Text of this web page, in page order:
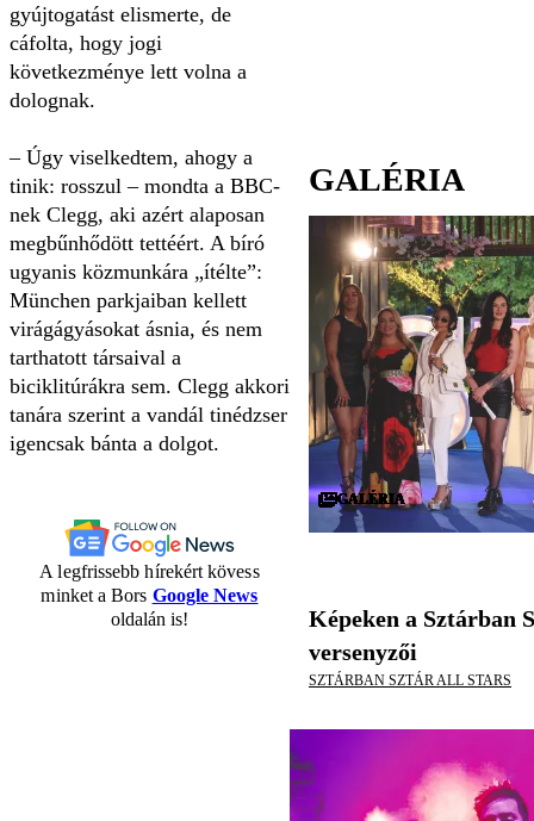
gyújtogatást elismerte, de
cáfolta, hogy jogi
következménye lett volna a
dolognak.
– Úgy viselkedtem, ahogy a
tinik: rosszul – mondta a BBC-
nek Clegg, aki azért alaposan
megbűnhődött tettéért. A bíró
ugyanis közmunkára „ítélte”:
München parkjaiban kellett
virágágyásokat ásnia, és nem
tarthatott társaival a
biciklitúrákra sem. Clegg akkori
tanára szerint a vandál tinédzser
igencsak bánta a dolgot.
A legfrissebb hírekért kövess
minket a Bors Google News
oldalán is!
GALÉRIA
GALÉRIA
GALÉRIA
GALÉRIA
GALÉRIA
GALÉRIA
GALÉRIA
GALÉRIA
GALÉRIA
GALÉRIA
GALÉRIA
GALÉRIA
GALÉRIA
GALÉRIA
GALÉRIA
GALÉRIA
GALÉRIA
GALÉRIA
GALÉRIA
GALÉRIA
GALÉRIA
GALÉRIA
GALÉRIA
GALÉRIA
GALÉRIA
GALÉRIA
GALÉRIA
GALÉRIA
GALÉRIA
GALÉRIA
GALÉRIA
Képeken a Sztárban
versenyzői
SZTÁRBAN SZTÁR ALL STARS